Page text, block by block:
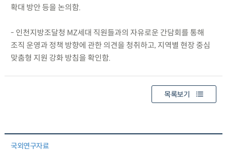
확대 방안 등을 논의함.
- 인천지방조달청 MZ세대 직원들과의 자유로운 간담회를 통해
조직 운영과 정책 방향에 관한 의견을 청취하고, 지역별 현장 중심
맞춤형 지원 강화 방침을 확인함.
목록보기
국외연구자료